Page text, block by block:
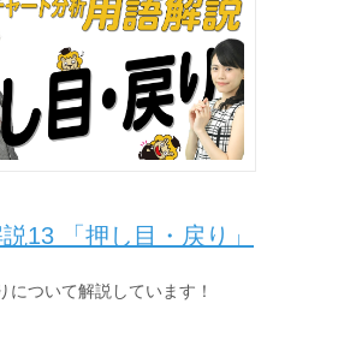
13 「押し目・戻り」
について解説しています！